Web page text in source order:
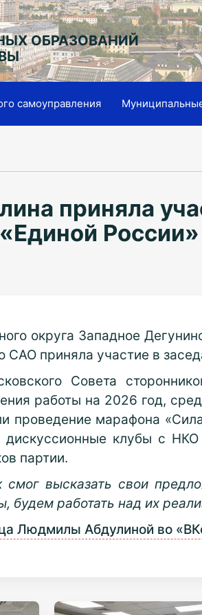
ОБРАЗОВАНИЙ
самоуправления
приняла
России»
округа Западное
САО приняла участие в
Совета
работы на 2026 год,
проведение марафона
дискуссионные клубы с
партии.
высказать свои
будем работать над их
Людмилы Абдулиной во